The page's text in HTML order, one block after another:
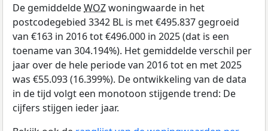
De gemiddeldeWOZwoningwaarde in het
postcodegebied 3342 BL is met €495.837 gegroeid
van €163 in 2016 tot €496.000 in 2025 (dat is een
toename van 304.194%). Het gemiddelde verschil per
jaar over de hele periode van 2016 tot en met 2025
was €55.093 (16.399%). De ontwikkeling van de data
in de tijd volgt een monotoon stijgende trend: De
cijfers stijgen ieder jaar.